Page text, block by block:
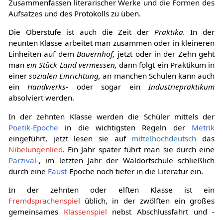
Zusammenfassen literarischer Werke und die Formen des
Aufsatzes und des Protokolls zu üben.
Die Oberstufe ist auch die Zeit der Praktika. In der
neunten Klasse arbeitet man zusammen oder in kleineren
Einheiten auf dem Bauernhof, jetzt oder in der Zehn geht
manein Stück Land vermessen, dann folgt ein Praktikum in
einersozialen Einrichtung, an manchen Schulen kann auch
einHandwerks- oder sogar einIndustriepraktikum
absolviert werden.
In der zehnten Klasse werden die Schüler mittels der
Poetik-Epoche in die wichtigsten Regeln der Metrik
eingeführt, jetzt lesen sie auf mittelhochdeutsch das
Nibelungenlied. Ein Jahr später führt man sie durch eine
Parzival-, im letzten Jahr der Waldorfschule schließlich
durch eine Faust-Epoche noch tiefer in die Literatur ein.
In der zehnten oder elften Klasse ist ein
Fremdsprachenspiel üblich, in der zwölften ein großes
gemeinsames Klassenspiel nebst Abschlussfahrt und -